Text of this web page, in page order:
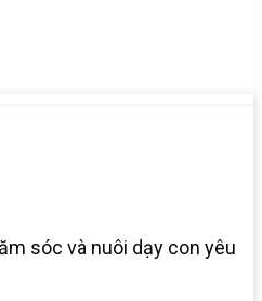
sóc và nuôi dạy con yêu